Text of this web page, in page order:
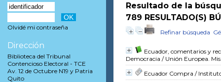
Resultado de la
789 RESULTADO(S)
Refinar búsqueda
Ecuador, comentarios y
Democracia / Unión Europea.
Ecuador Compra /
Olvidé mi contraseña
Dirección
Biblioteca del Tribunal
Contencioso Electoral - TCE
Av. 12 de Octubre N19 y Patria
Quito